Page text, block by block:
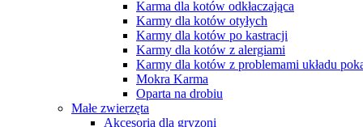
Karma dla kotów odkłaczająca
Karmy dla kotów otyłych
Karmy dla kotów po kastracji
Karmy dla kotów z alergiami
Karmy dla kotów z problemami układu
Mokra Karma
Oparta na drobiu
Małe zwierzęta
Akcesoria dla gryzoni